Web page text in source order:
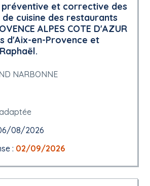
préventive et corrective des
cuisine des restaurants
ALPES COTE D'AZUR
d'Aix-en-Provence et
NARBONNE
08/2026
: 02/09/2026